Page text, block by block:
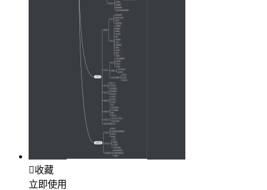
收藏
立即使用